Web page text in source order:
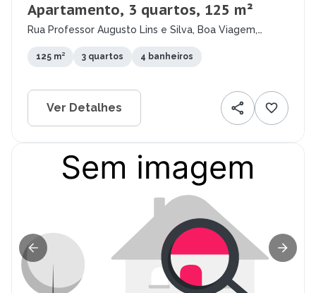
Apartamento, 3 quartos, 125 m²
Rua Professor Augusto Lins e Silva, Boa Viagem,
125 m² 3 quartos 4 banheiros
Ver Detalhes